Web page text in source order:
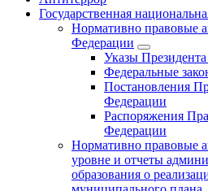
Государственная
Нормативно правовые
Федерации
Указы
Федеральные
Постановления
Федерации
Распоряжения
Федерации
Нормативно правовые
уровне и отчеты
образования о